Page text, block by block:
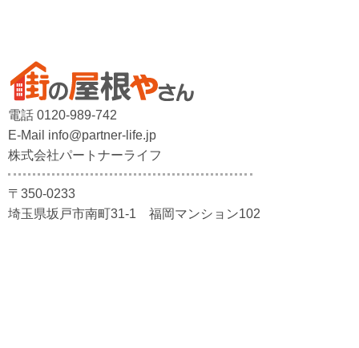
電話 0120-989-742
E-Mail info@partner-life.jp
株式会社パートナーライフ
〒350-0233
埼玉県坂戸市南町31-1 福岡マンション102